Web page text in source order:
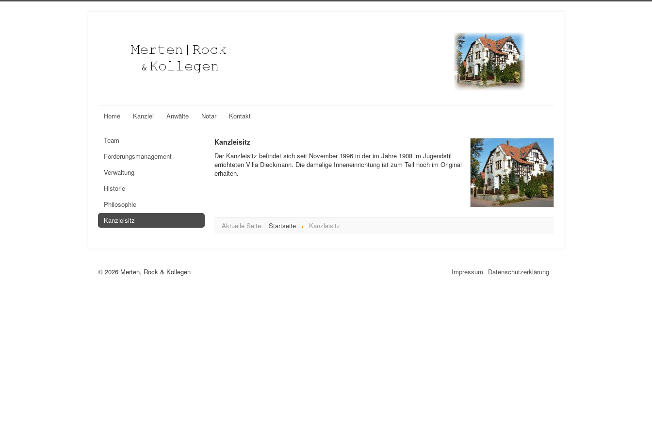
Home Kanzlei Anwälte Notar Kontakt
Team
Forderungsmanagement
Verwaltung
Historie
Philosophie
Kanzleisitz
Kanzleisitz
Der Kanzleisitz befindet sich seit November 1996 in der im Jahre 1908 im Jugendstil
errichteten Villa Dieckmann. Die damalige Inneneinrichtung ist zum Teil noch im Original
erhalten.
Aktuelle Seite: Startseite Kanzleisitz
Impressum Datenschutzerklärung
© 2026 Merten, Rock & Kollegen